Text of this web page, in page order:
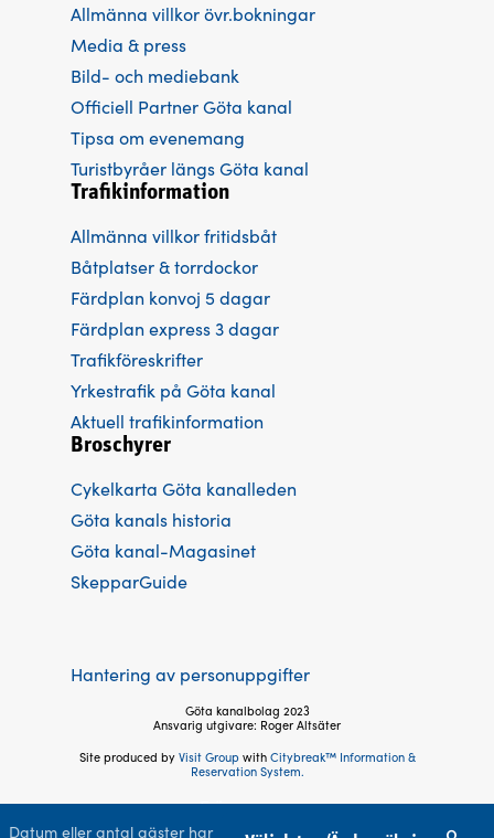
Datum eller antal gäster har
Allmänna villkor övr.bokningar
Media & press
Bild- och mediebank
Officiell Partner Göta kanal
Tipsa om evenemang
Turistbyråer längs Göta kanal
Trafikinformation
Allmänna villkor fritidsbåt
Båtplatser & torrdockor
Färdplan konvoj 5 dagar
Färdplan express 3 dagar
Trafikföreskrifter
Yrkestrafik på Göta kanal
Aktuell trafikinformation
Broschyrer
Cykelkarta Göta kanalleden
Göta kanals historia
Göta kanal-Magasinet
SkepparGuide
Hantering av personuppgifter
Göta kanalbolag 2023
Ansvarig utgivare: Roger Altsäter
Site produced by Visit Groupwith Citybreak™ Information &
Reservation System.
Följ oss